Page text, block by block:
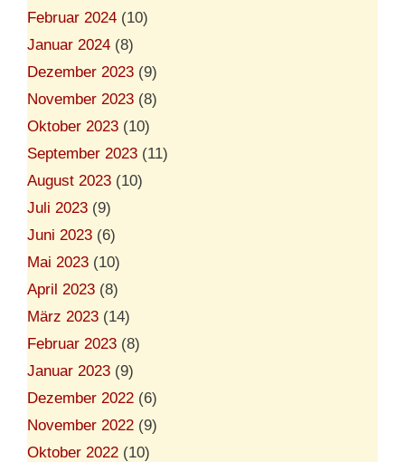
Februar 2024 (10)
Januar 2024 (8)
Dezember 2023 (9)
November 2023 (8)
Oktober 2023 (10)
September 2023 (11)
August 2023 (10)
Juli 2023 (9)
Juni 2023 (6)
Mai 2023 (10)
April 2023 (8)
März 2023 (14)
Februar 2023 (8)
Januar 2023 (9)
Dezember 2022 (6)
November 2022 (9)
Oktober 2022 (10)